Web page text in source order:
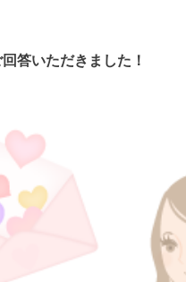
答いただきました！